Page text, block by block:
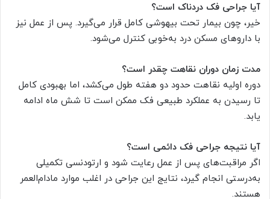
آیا جراحی فک دردناک است؟
خیر، چون بیمار تحت بیهوشی کامل قرار می‌گیرد. پس از عمل نیز
با داروهای مسکن درد به‌خوبی کنترل می‌شود.
مدت زمان دوران نقاهت چقدر است؟
دوره اولیه نقاهت حدود دو هفته طول می‌کشد، اما بهبودی کامل
تا رسیدن به عملکرد طبیعی فک ممکن است تا شش ماه ادامه
یابد.
آیا نتیجه جراحی فک دائمی است؟
اگر مراقبت‌های پس از عمل رعایت شود و ارتودنسی تکمیلی
به‌درستی انجام گیرد، نتایج این جراحی در اغلب موارد مادام‌العمر
هستند.